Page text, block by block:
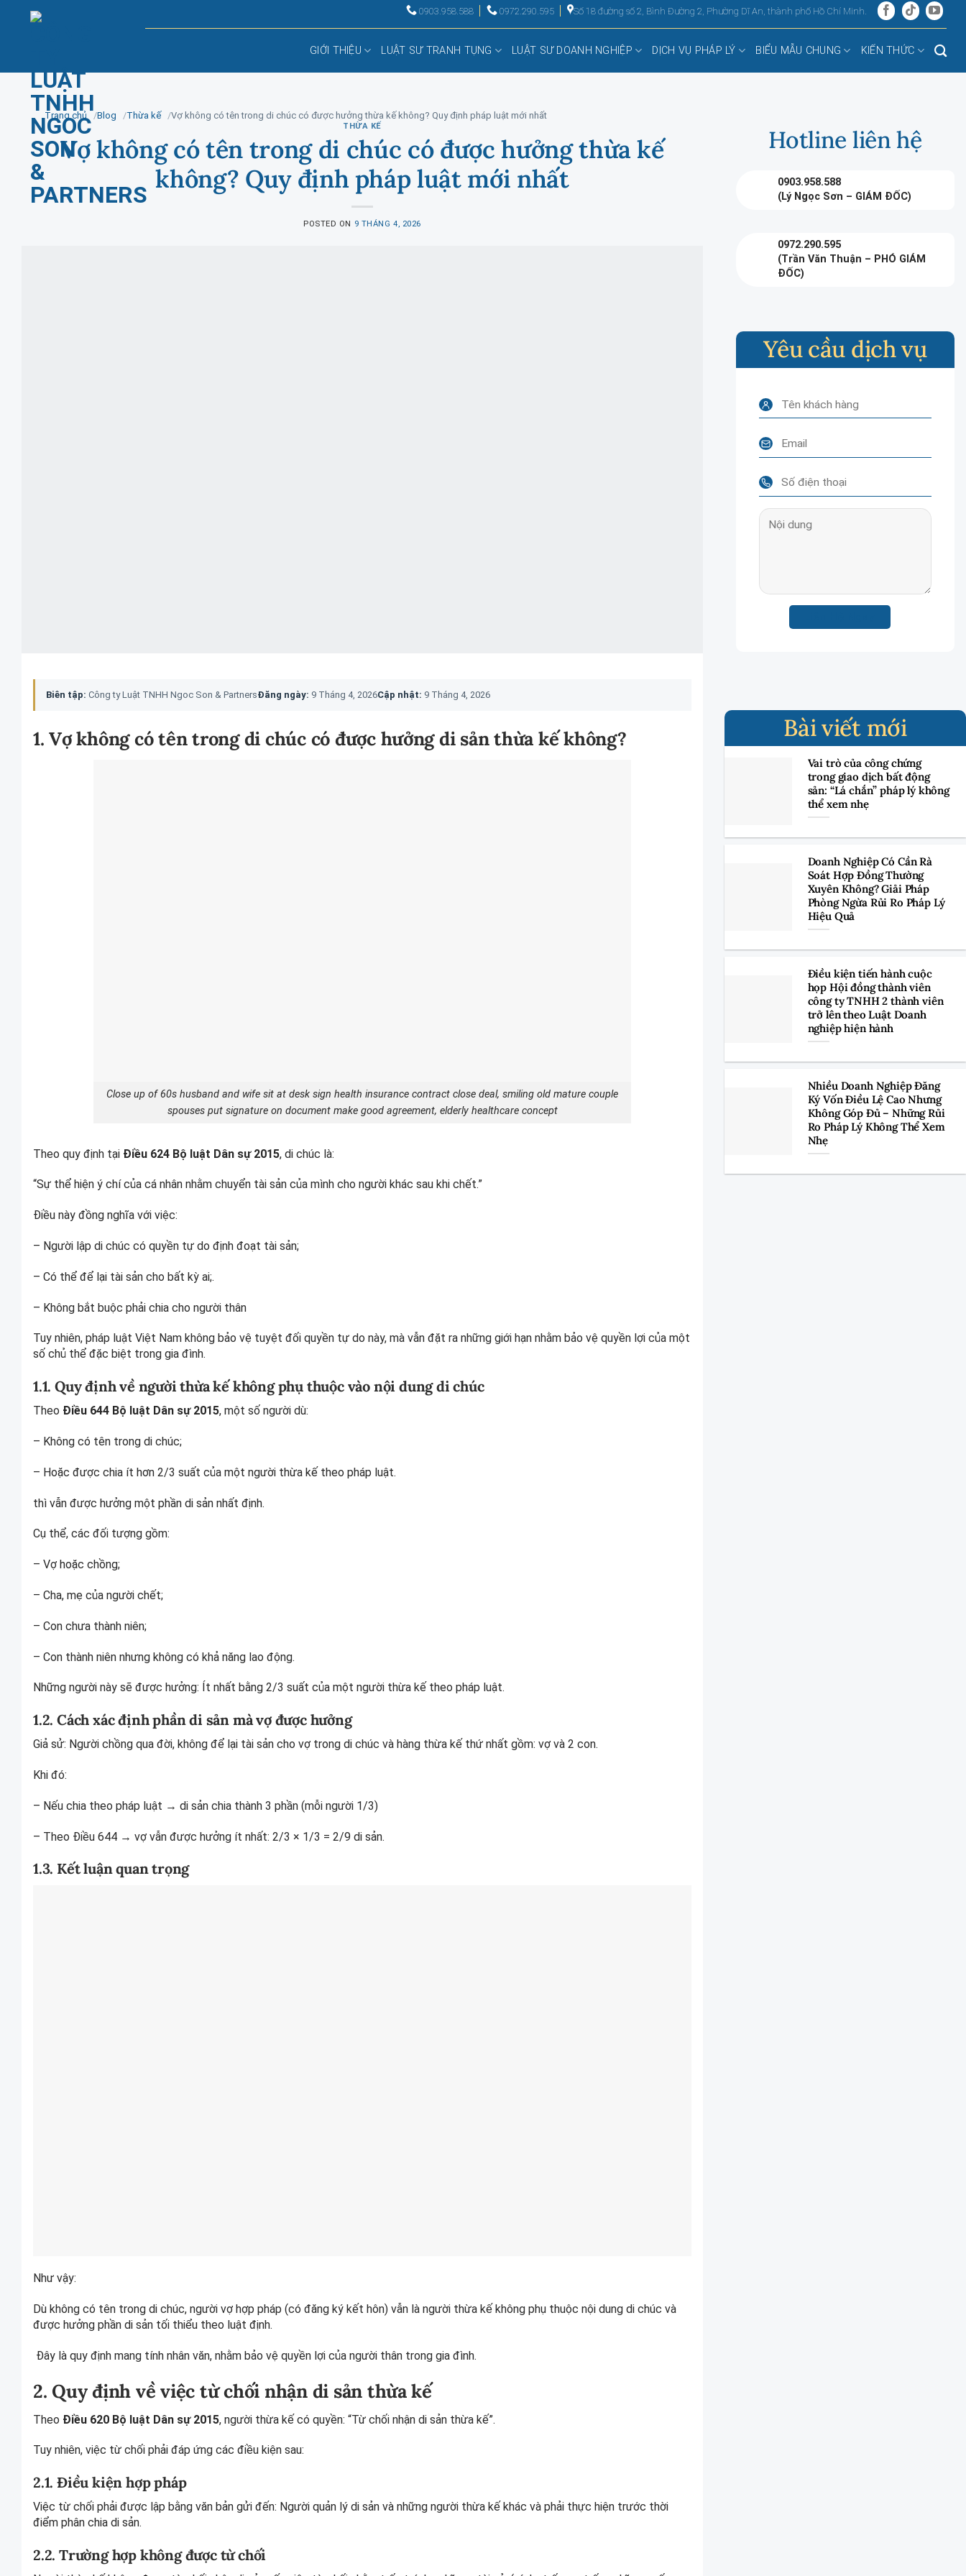
0903.958.588 0972.290.595 Số 18 đường số 2, Bình Đường 2, Phường Dĩ An, thành phố Hồ Chí Minh.
GIỚI THIỆU LUẬT SƯ TRANH TỤNG LUẬT SƯ DOANH NGHIỆP DỊCH VỤ PHÁP LÝ BIỂU MẪU CHUNG KIẾN THỨC
Trang chủ Blog Thừa kế Vợ không có tên trong di chúc có được hưởng thừa kế không? Quy định pháp luật mới nhất
THỪA KẾ
Vợ không có tên trong di chúc có được hưởng thừa kế
không? Quy định pháp luật mới nhất
POSTED ON 9 THÁNG 4, 2026
Biên tập: Công ty Luật TNHH Ngoc Son & PartnersĐăng ngày: 9 Tháng 4, 2026Cập nhật: 9 Tháng 4, 2026
1. Vợ không có tên trong di chúc có được hưởng di sản thừa kế không?
Close up of 60s husband and wife sit at desk sign health insurance contract close deal, smiling old mature couple
spouses put signature on document make good agreement, elderly healthcare concept
Theo quy định tại Điều 624 Bộ luật Dân sự 2015, di chúc là:
“Sự thể hiện ý chí của cá nhân nhằm chuyển tài sản của mình cho người khác sau khi chết.”
Điều này đồng nghĩa với việc:
– Người lập di chúc có quyền tự do định đoạt tài sản;
– Có thể để lại tài sản cho bất kỳ ai;.
– Không bắt buộc phải chia cho người thân
Tuy nhiên, pháp luật Việt Nam không bảo vệ tuyệt đối quyền tự do này, mà vẫn đặt ra những giới hạn nhằm bảo vệ quyền lợi của một
số chủ thể đặc biệt trong gia đình.
1.1. Quy định về người thừa kế không phụ thuộc vào nội dung di chúc
Theo Điều 644 Bộ luật Dân sự 2015, một số người dù:
– Không có tên trong di chúc;
– Hoặc được chia ít hơn 2/3 suất của một người thừa kế theo pháp luật.
thì vẫn được hưởng một phần di sản nhất định.
Cụ thể, các đối tượng gồm:
– Vợ hoặc chồng;
– Cha, mẹ của người chết;
– Con chưa thành niên;
– Con thành niên nhưng không có khả năng lao động.
Những người này sẽ được hưởng: Ít nhất bằng 2/3 suất của một người thừa kế theo pháp luật.
1.2. Cách xác định phần di sản mà vợ được hưởng
Giả sử: Người chồng qua đời, không để lại tài sản cho vợ trong di chúc và hàng thừa kế thứ nhất gồm: vợ và 2 con.
Khi đó:
– Nếu chia theo pháp luật → di sản chia thành 3 phần (mỗi người 1/3)
– Theo Điều 644 → vợ vẫn được hưởng ít nhất: 2/3 × 1/3 = 2/9 di sản.
1.3. Kết luận quan trọng
Như vậy:
Dù không có tên trong di chúc, người vợ hợp pháp (có đăng ký kết hôn) vẫn là người thừa kế không phụ thuộc nội dung di chúc và
được hưởng phần di sản tối thiểu theo luật định.
Đây là quy định mang tính nhân văn, nhằm bảo vệ quyền lợi của người thân trong gia đình.
2. Quy định về việc từ chối nhận di sản thừa kế
Theo Điều 620 Bộ luật Dân sự 2015, người thừa kế có quyền: “Từ chối nhận di sản thừa kế”.
Tuy nhiên, việc từ chối phải đáp ứng các điều kiện sau:
2.1. Điều kiện hợp pháp
Việc từ chối phải được lập bằng văn bản gửi đến: Người quản lý di sản và những người thừa kế khác và phải thực hiện trước thời
điểm phân chia di sản.
2.2. Trường hợp không được từ chối
Hotline liên hệ
0903.958.588
(Lý Ngọc Sơn – GIÁM ĐỐC)
0972.290.595
(Trần Văn Thuận – PHÓ GIÁM
ĐỐC)
Yêu cầu dịch vụ
Bài viết mới
Vai trò của công chứng
trong giao dịch bất động
sản: “Lá chắn” pháp lý không
thể xem nhẹ
Doanh Nghiệp Có Cần Rà
Soát Hợp Đồng Thường
Xuyên Không? Giải Pháp
Phòng Ngừa Rủi Ro Pháp Lý
Hiệu Quả
Điều kiện tiến hành cuộc
họp Hội đồng thành viên
công ty TNHH 2 thành viên
trở lên theo Luật Doanh
nghiệp hiện hành
Nhiều Doanh Nghiệp Đăng
Ký Vốn Điều Lệ Cao Nhưng
Không Góp Đủ – Những Rủi
Ro Pháp Lý Không Thể Xem
Nhẹ